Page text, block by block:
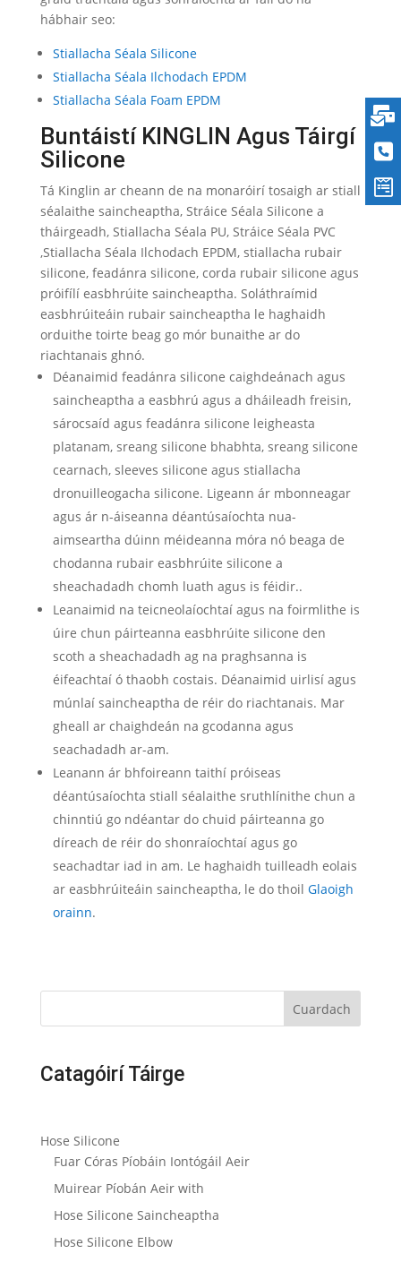
hábhair seo:
Stiallacha Séala Silicone
Stiallacha Séala Ilchodach EPDM
Stiallacha Séala Foam EPDM
Buntáistí KINGLIN Agus Táirgí
Silicone
Tá Kinglin ar cheann de na monaróirí tosaigh ar stiall
séalaithe saincheaptha, Stráice Séala Silicone a
tháirgeadh, Stiallacha Séala PU, Stráice Séala PVC
,Stiallacha Séala Ilchodach EPDM, stiallacha rubair
silicone, feadánra silicone, corda rubair silicone agus
próifílí easbhrúite saincheaptha. Soláthraímid
easbhrúiteáin rubair saincheaptha le haghaidh
orduithe toirte beag go mór bunaithe ar do
riachtanais ghnó.
Déanaimid feadánra silicone caighdeánach agus
saincheaptha a easbhrú agus a dháileadh freisin,
sárocsaíd agus feadánra silicone leigheasta
platanam, sreang silicone bhabhta, sreang silicone
cearnach, sleeves silicone agus stiallacha
dronuilleogacha silicone. Ligeann ár mbonneagar
agus ár n-áiseanna déantúsaíochta nua-
aimseartha dúinn méideanna móra nó beaga de
chodanna rubair easbhrúite silicone a
sheachadadh chomh luath agus is féidir..
Leanaimid na teicneolaíochtaí agus na foirmlithe is
úire chun páirteanna easbhrúite silicone den
scoth a sheachadadh ag na praghsanna is
éifeachtaí ó thaobh costais. Déanaimid uirlisí agus
múnlaí saincheaptha de réir do riachtanais. Mar
gheall ar chaighdeán na gcodanna agus
seachadadh ar-am.
Leanann ár bhfoireann taithí próiseas
déantúsaíochta stiall séalaithe sruthlínithe chun a
chinntiú go ndéantar do chuid páirteanna go
díreach de réir do shonraíochtaí agus go
seachadtar iad in am. Le haghaidh tuilleadh eolais
ar easbhrúiteáin saincheaptha, le do thoil Glaoigh
orainn.
Cuardach
Catagóirí Táirge
Hose Silicone
Fuar Córas Píobáin Iontógáil Aeir
Muirear Píobán Aeir with
Hose Silicone Saincheaptha
Hose Silicone Elbow